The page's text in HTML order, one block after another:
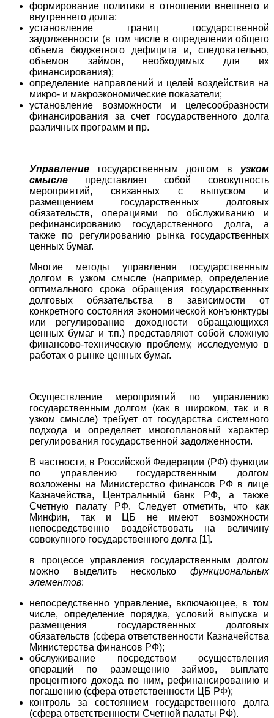
формирование политики в отношении внешнего и
внутреннего долга;
установление границ государственной
задолженности (в том числе в определении общего
объема бюджетного дефицита и, следовательно,
объемов займов, необходимых для их
финансирования);
определение направлений и целей воздействия на
микро- и макроэкономические показатели;
установление возможности и целесообразности
финансирования за счет государственного долга
различных программ и пр.
Управление государственным долгом в узком
смысле представляет собой совокупность
мероприятий, связанных с выпуском и
размещением государственных долговых
обязательств, операциями по обслуживанию и
рефинансированию государственного долга, а
также по регулированию рынка государственных
ценных бумаг.
Многие методы управления государственным
долгом в узком смысле (например, определение
оптимального срока обращения государственных
долговых обязательства в зависимости от
конкретного состояния экономической конъюнктуры
или регулирование доходности обращающихся
ценных бумаг и т.п.) представляют собой сложную
финансово-техническую проблему, исследуемую в
работах о рынке ценных бумаг.
Осуществление мероприятий по управлению
государственным долгом (как в широком, так и в
узком смысле) требует от государства системного
подхода и определяет многоплановый характер
регулирования государственной задолженности.
В частности, в Российской Федерации (РФ) функции
по управлению государственным долгом
возложены на Министерство финансов РФ в лице
Казначейства, Центральный банк РФ, а также
Счетную палату РФ. Следует отметить, что как
Минфин, так и ЦБ не имеют возможности
непосредственно воздействовать на величину
совокупного государственного долга [1].
в процессе управления государственным долгом
можно выделить несколько функциональных
элементов:
непосредственно управление, включающее, в том
числе, определение порядка, условий выпуска и
размещения государственных долговых
обязательств (сфера ответственности Казначейства
Министерства финансов РФ);
обслуживание посредством осуществления
операций по размещению займов, выплате
процентного дохода по ним, рефинансированию и
погашению (сфера ответственности ЦБ РФ);
контроль за состоянием государственного долга
(сфера ответственности Счетной палаты РФ).